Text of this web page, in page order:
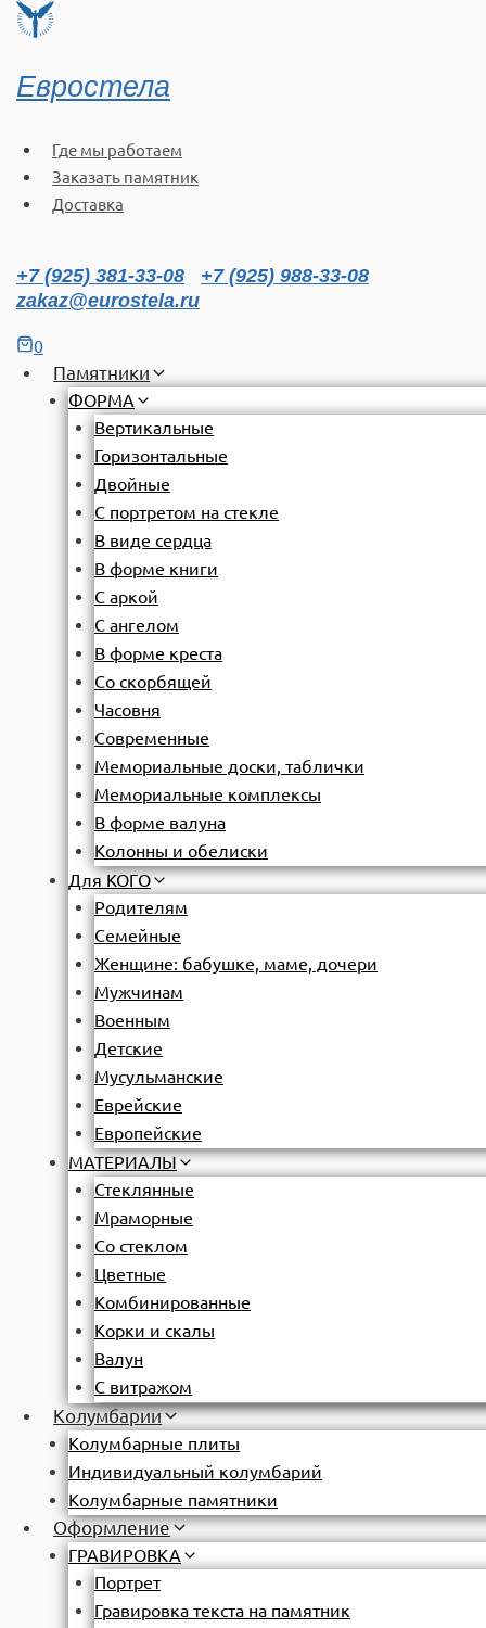
Перейти
Евростела
Где мы работаем
Заказать памятник
Доставка
+7 (925) 381-33-08
+7 (925) 988-33-08
zakaz@eurostela.ru
0
Памятники
ФОРМА
Вертикальные
Горизонтальные
Двойные
С портретом на стекле
В виде сердца
В форме книги
С аркой
С ангелом
В форме креста
Со скорбящей
Часовня
Современные
Мемориальные доски, таблички
Мемориальные комплексы
В форме валуна
Колонны и обелиски
Для КОГО
Родителям
Семейные
Женщине: бабушке, маме, дочери
Мужчинам
Военным
Детские
Мусульманские
Еврейские
Европейские
МАТЕРИАЛЫ
Стеклянные
Мраморные
Со стеклом
Цветные
Комбинированные
Корки и скалы
Валун
С витражом
Колумбарии
Колумбарные плиты
Индивидуальный колумбарий
Колумбарные памятники
Оформление
ГРАВИРОВКА
Портрет
Гравировка текста на памятник